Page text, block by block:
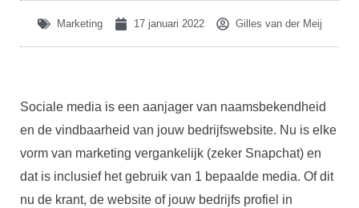
Marketing 17 januari 2022 Gilles van der Meij
Sociale media is een aanjager van naamsbekendheid
en de vindbaarheid van jouw bedrijfswebsite. Nu is elke
vorm van marketing vergankelijk (zeker Snapchat) en
dat is inclusief het gebruik van 1 bepaalde media. Of dit
nu de krant, de website of jouw bedrijfs profiel in